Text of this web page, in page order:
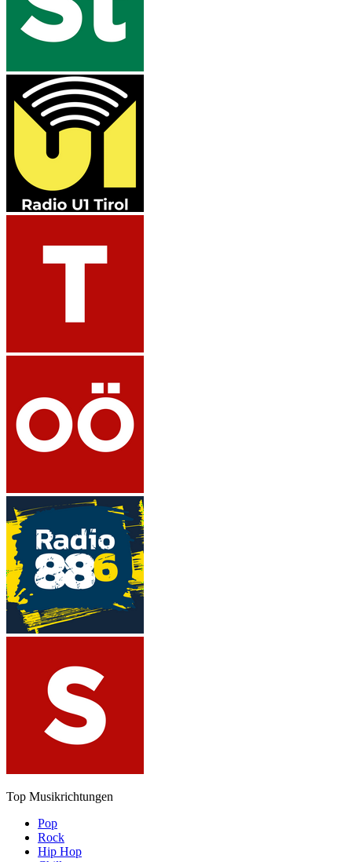
Top Musikrichtungen
Pop
Rock
Hip Hop